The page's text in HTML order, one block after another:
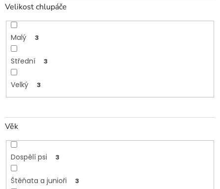
Velikost chlupáče
Malý 3
Střední 3
Velký 3
Věk
Dospělí psi 3
Štěňata a junioři 3